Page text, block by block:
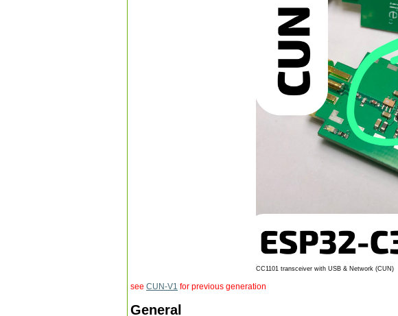
CC1101 transceiver with USB & Network (CUN)
see CUN-V1 for previous generation
General